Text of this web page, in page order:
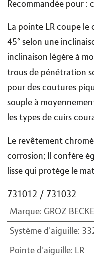
Recommandée pour :
La pointe LR coupe le
45° selon une
inclinaison légère à
trous de pénétration
pour des coutures
souple à
les types de cuirs
Le revêtement
corrosion; Il confère
lisse qui protège le
731012 / 731032
Marque: GROZ
Système d'aiguille:
Pointe d'aiguille: LR